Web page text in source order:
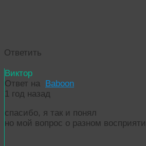
Ответить
Виктор
Ответ на Baboon
1 год назад
спасибо, я так и понял
но мой вопрос о разном